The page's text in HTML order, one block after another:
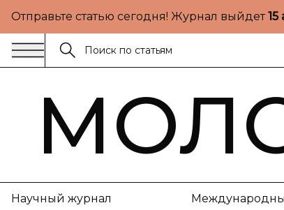
Отправьте статью сегодня! Журнал выйдет15
Научный журнал